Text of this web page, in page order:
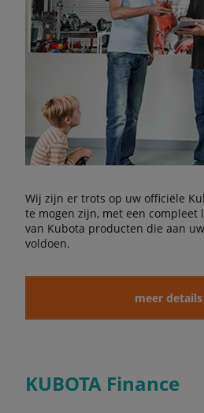
Wij zijn er trots op uw officiële
te mogen zijn, met een compleet
van Kubota producten die aan
voldoen.
meer details
KUBOTA Finance